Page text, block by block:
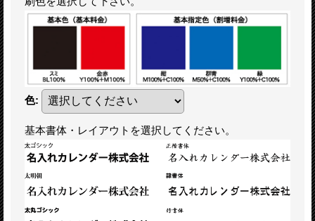
色:
基本書体・レイアウトを選択してください。